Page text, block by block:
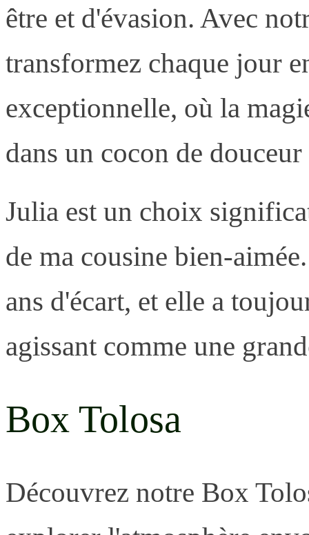
être et d'évasion. Avec
transformez chaque jour
exceptionnelle, où la
dans un cocon de
Julia est un choix
de ma cousine bien-
ans d'écart, et elle a
agissant comme une
Box Tolosa
Découvrez notre Box